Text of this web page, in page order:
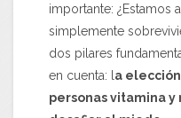
importante: ¿Estamos
simplemente
dos pilares
en cuenta: l a
personas vitamina